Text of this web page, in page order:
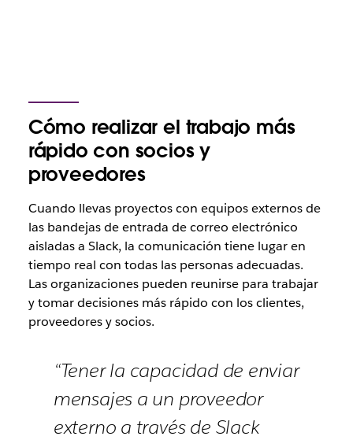
Cómo realizar el trabajo más
rápido con socios y
proveedores
Cuando llevas proyectos con equipos externos de
las bandejas de entrada de correo electrónico
aisladas a Slack, la comunicación tiene lugar en
tiempo real con todas las personas adecuadas.
Las organizaciones pueden reunirse para trabajar
y tomar decisiones más rápido con los clientes,
proveedores y socios.
“Tener la capacidad de enviar
mensajes a un proveedor
externo a través de Slack